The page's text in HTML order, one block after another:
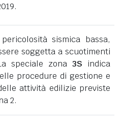
sismica bassa,
soggetta a scuotimenti
speciale zona 3S indica
procedure di gestione e
attività edilizie previste
2.